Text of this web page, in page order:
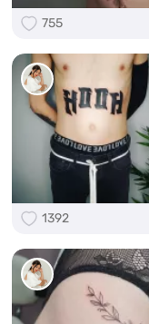
755
1392